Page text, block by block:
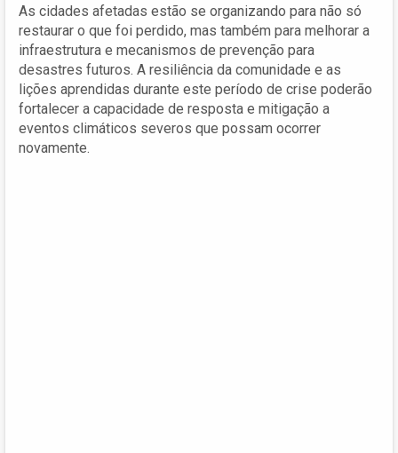
As cidades afetadas estão se organizando para não só
restaurar o que foi perdido, mas também para melhorar a
infraestrutura e mecanismos de prevenção para
desastres futuros. A resiliência da comunidade e as
lições aprendidas durante este período de crise poderão
fortalecer a capacidade de resposta e mitigação a
eventos climáticos severos que possam ocorrer
novamente.